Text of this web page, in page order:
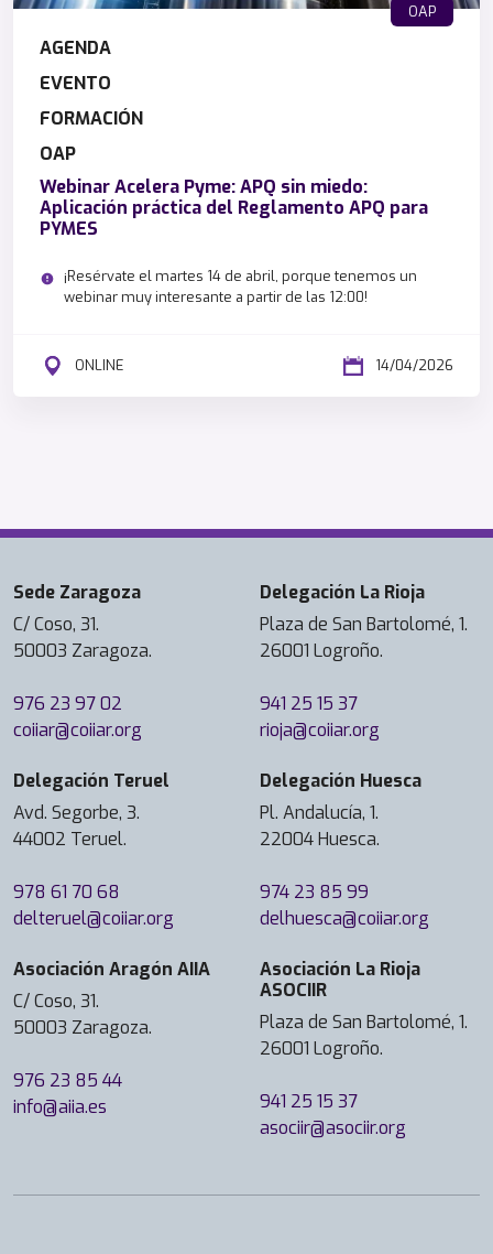
OAP
AGENDA
EVENTO
FORMACIÓN
OAP
Webinar Acelera Pyme: APQ sin miedo:
Aplicación práctica del Reglamento APQ para
PYMES
¡Resérvate el martes 14 de abril, porque tenemos un
webinar muy interesante a partir de las 12:00!
ONLINE 14/04/2026
Sede Zaragoza
C/ Coso, 31.
50003 Zaragoza.
976 23 97 02
coiiar@coiiar.org
Delegación La Rioja
Plaza de San Bartolomé, 1.
26001 Logroño.
941 25 15 37
rioja@coiiar.org
Delegación Teruel
Avd. Segorbe, 3.
44002 Teruel.
978 61 70 68
delteruel@coiiar.org
Delegación Huesca
Pl. Andalucía, 1.
22004 Huesca.
974 23 85 99
delhuesca@coiiar.org
Asociación Aragón AIIA
C/ Coso, 31.
50003 Zaragoza.
976 23 85 44
info@aiia.es
Asociación La Rioja
ASOCIIR
Plaza de San Bartolomé, 1.
26001 Logroño.
941 25 15 37
asociir@asociir.org